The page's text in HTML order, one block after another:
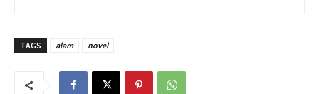
TAGS alam novel